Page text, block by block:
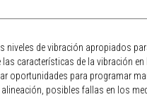
niveles de vibración apropiados
características de la vibración
oportunidades para programar
posibles fallas en los